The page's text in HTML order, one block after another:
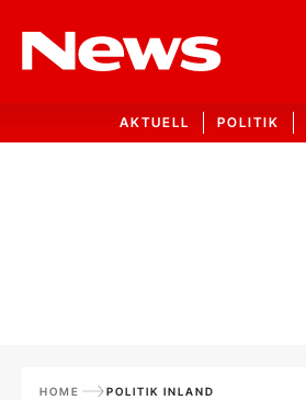
AKTUELL POLITIK
HOME POLITIK INLAND